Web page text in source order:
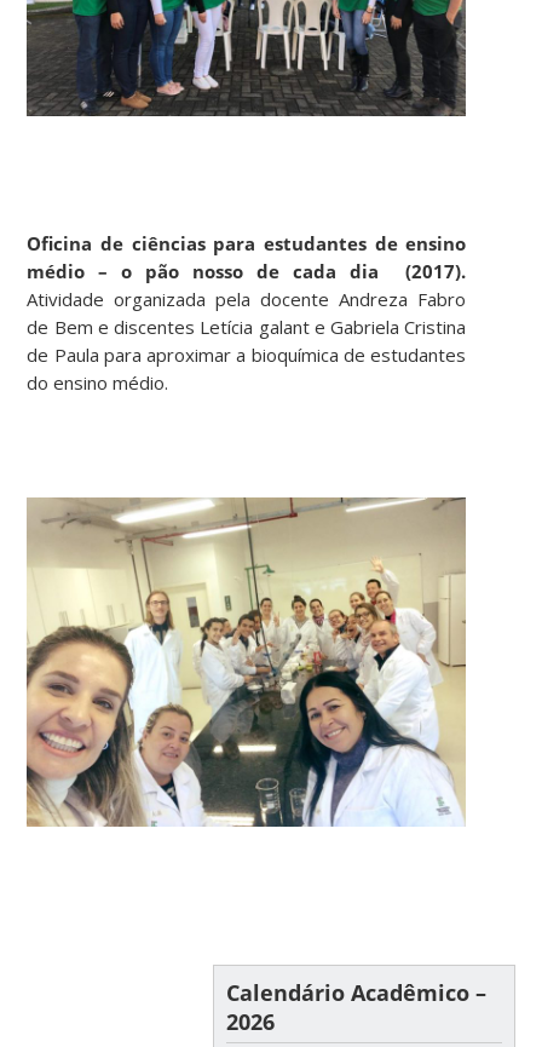
Oficina de ciências para estudantes de ensino
médio – o pão nosso de cada dia (2017).
Atividade organizada pela docente Andreza Fabro
de Bem e discentes Letícia galant e Gabriela Cristina
de Paula para aproximar a bioquímica de estudantes
do ensino médio.
Calendário Acadêmico –
2026